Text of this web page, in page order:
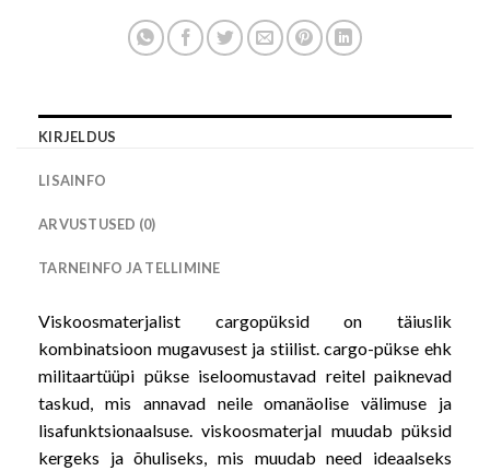
KIRJELDUS
LISAINFO
ARVUSTUSED (0)
TARNEINFO JA TELLIMINE
Viskoosmaterjalist cargopüksid on täiuslik
kombinatsioon mugavusest ja stiilist. cargo-pükse ehk
militaartüüpi pükse iseloomustavad reitel paiknevad
taskud, mis annavad neile omanäolise välimuse ja
lisafunktsionaalsuse. viskoosmaterjal muudab püksid
kergeks ja õhuliseks, mis muudab need ideaalseks